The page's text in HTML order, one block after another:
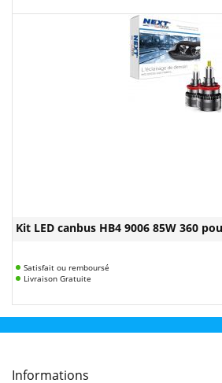
Kit LED canbus HB4 9006 85W 360
Satisfait ou remboursé
Livraison Gratuite
Informations